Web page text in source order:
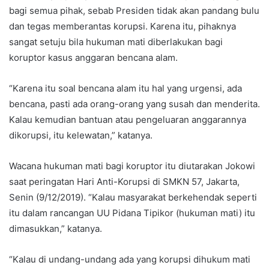
bagi semua pihak, sebab Presiden tidak akan pandang bulu
dan tegas memberantas korupsi. Karena itu, pihaknya
sangat setuju bila hukuman mati diberlakukan bagi
koruptor kasus anggaran bencana alam.
“Karena itu soal bencana alam itu hal yang urgensi, ada
bencana, pasti ada orang-orang yang susah dan menderita.
Kalau kemudian bantuan atau pengeluaran anggarannya
dikorupsi, itu kelewatan,” katanya.
Wacana hukuman mati bagi koruptor itu diutarakan Jokowi
saat peringatan Hari Anti-Korupsi di SMKN 57, Jakarta,
Senin (9/12/2019). “Kalau masyarakat berkehendak seperti
itu dalam rancangan UU Pidana Tipikor (hukuman mati) itu
dimasukkan,” katanya.
“Kalau di undang-undang ada yang korupsi dihukum mati